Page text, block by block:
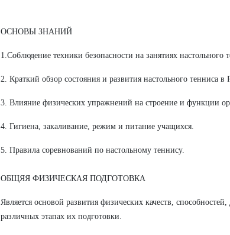
ОСНОВЫ ЗНАНИЙ
1.Соблюдение техники безопасности на занятиях настольного
2. Краткий обзор состояния и развития настольного тенниса в
3. Влияние физических упражнений на строение и функции
4. Гигиена, закаливание, режим и питание учащихся.
5. Правила соревнований по настольному теннису.
ОБЩЯЯ ФИЗИЧЕСКАЯ ПОДГОТОВКА
Является основой развития физических качеств,
различных этапах их подготовки.